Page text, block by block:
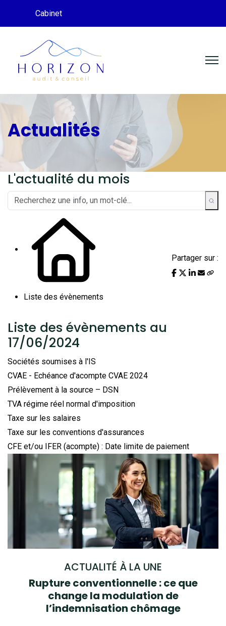
Cabinet
Actualités
L'actualité du mois
Liste des évènements
Partager sur :
Liste des évènements au
17/06/2024
Sociétés soumises à l'IS
CVAE - Echéance d'acompte CVAE 2024
Prélèvement à la source – DSN
TVA régime réel normal d'imposition
Taxe sur les salaires
Taxe sur les conventions d'assurances
CFE et/ou IFER (acompte) : Date limite de paiement
ACTUALITÉ À LA UNE
Rupture conventionnelle : ce que
change la modulation de
l’indemnisation chômage